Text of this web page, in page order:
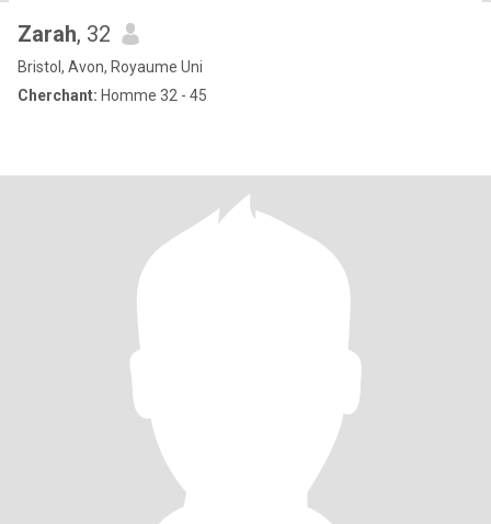
Zarah, 32
Bristol, Avon, Royaume Uni
Cherchant: Homme 32 - 45